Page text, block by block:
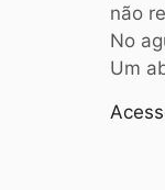
não
No
Um